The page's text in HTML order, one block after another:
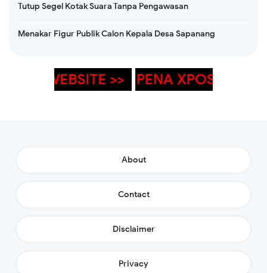
Tutup Segel Kotak Suara Tanpa Pengawasan
Menakar Figur Publik Calon Kepala Desa Sapanang
<< PENA
About
Contact
Disclaimer
Privacy